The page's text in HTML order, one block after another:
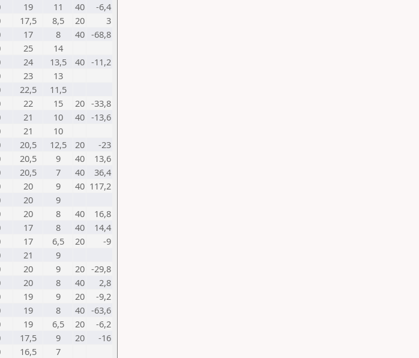
19 11 40
-6,4
17,5 8,5 20
3
17 8 40 -68,8
25
14
24 13,5 40 -11,2
23
13
22,5
11,5
22 15 20 -33,8
21 10 40 -13,6
21
10
20,5 12,5 20
-23
20,5 9 40
13,6
20,5 7 40
36,4
20 9 40 117,2
20
9
20 8 40
16,8
17 8 40
14,4
17 6,5 20
-9
21
9
20 9 20 -29,8
20 8 40
2,8
19 9 20
-9,2
19 8 40 -63,6
19 6,5 20
-6,2
17,5 9 20
-16
16,5
7